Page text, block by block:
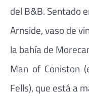
del B&B. Sentado
Arnside, vaso de
la bahía de
Man of Coniston
Fells), que está a